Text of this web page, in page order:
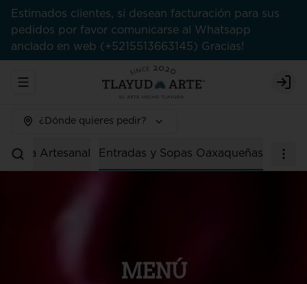
Estimados clientes, si desean facturación para sus
pedidos por favor comunicarse al Whatsapp
anclado en web (+5215513663145) Gracias!
Abrir menu de navegación
¿Dónde quieres pedir?
Tienda Artesanal Entradas y Sopas Oaxaqueñas
MENÚ